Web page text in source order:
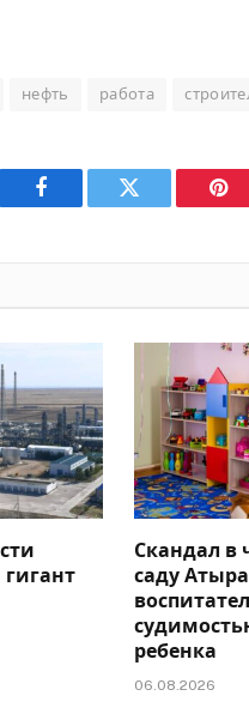
нефть работа
Facebook Twitter
Скандал в
саду
ребенка
06.08.2026